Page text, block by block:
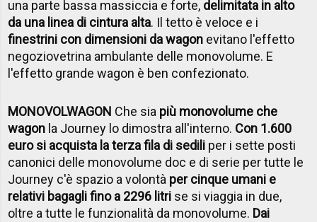
una parte bassa massiccia e forte, delimitata in alto
da una linea di cintura alta. Il tetto è veloce e i
finestrini con dimensioni da wagon evitano l'effetto
negoziovetrina ambulante delle monovolume. E
l'effetto grande wagon è ben confezionato.
MONOVOLWAGON Che sia più monovolume che
wagon la Journey lo dimostra all'interno. Con 1.600
euro si acquista la terza fila di sedili per i sette posti
canonici delle monovolume doc e di serie per tutte le
Journey c'è spazio a volontà per cinque umani e
relativi bagagli fino a 2296 litri se si viaggia in due,
oltre a tutte le funzionalità da monovolume. Dai